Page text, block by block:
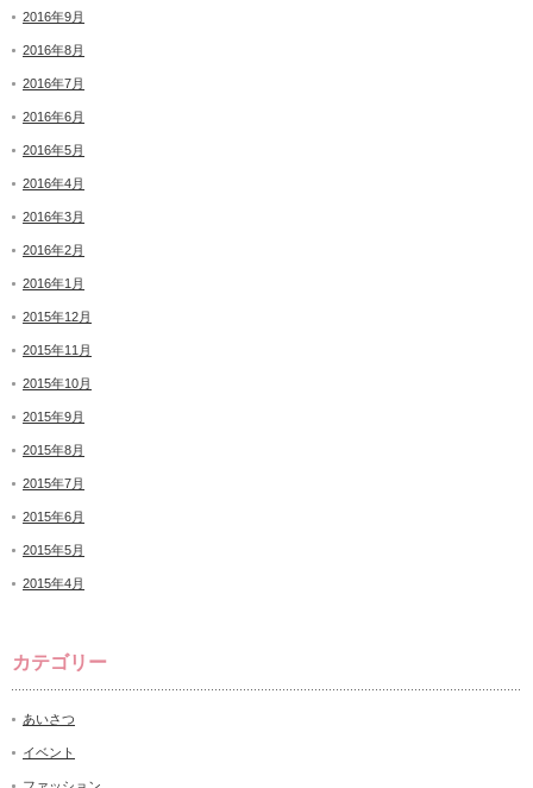
2016年9月
2016年8月
2016年7月
2016年6月
2016年5月
2016年4月
2016年3月
2016年2月
2016年1月
2015年12月
2015年11月
2015年10月
2015年9月
2015年8月
2015年7月
2015年6月
2015年5月
2015年4月
カテゴリー
あいさつ
イベント